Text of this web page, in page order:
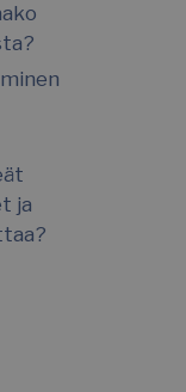
ja